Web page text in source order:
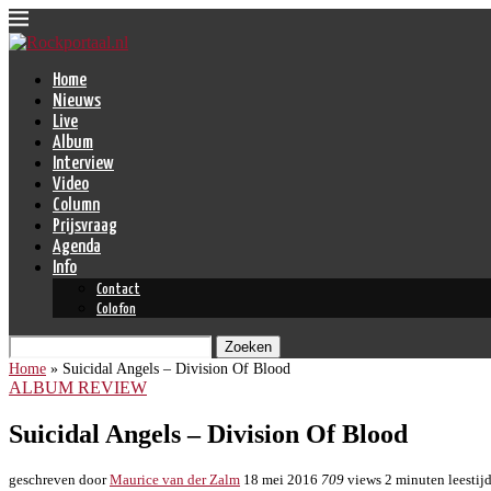
Home
Nieuws
Live
Album
Interview
Video
Column
Prijsvraag
Agenda
Info
Contact
Colofon
Zoeken
Home » Suicidal Angels – Division Of Blood
ALBUM REVIEW
Suicidal Angels – Division Of Blood
geschreven doorMaurice van der Zalm 18 mei 2016 709 views 2 minuten leestijd